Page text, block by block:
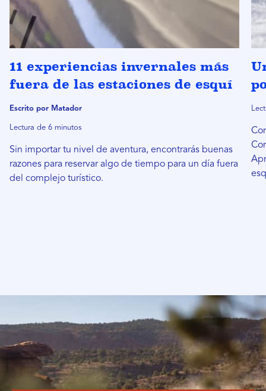
11 experiencias invernales más
fuera de las estaciones de esquí
Escrito por Matador
Lectura de 6 minutos
Sin importar tu nivel de aventura, encontrarás buenas
razones para reservar algo de tiempo para un día fuera
del complejo turístico.